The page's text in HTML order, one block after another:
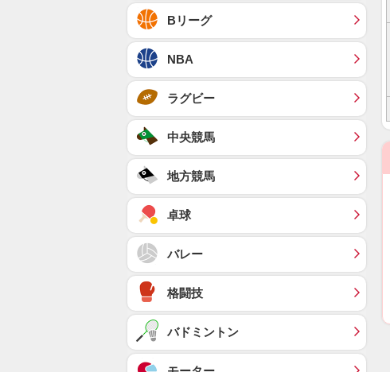
Bリーグ
NBA
ラグビー
中央競馬
地方競馬
卓球
バレー
格闘技
バドミントン